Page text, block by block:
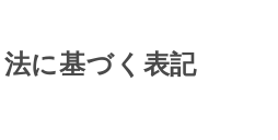
に基づく表記